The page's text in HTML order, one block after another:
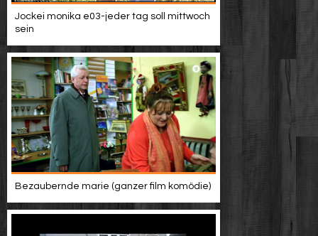
Jockei monika e03-jeder tag soll mittwoch
sein
Bezaubernde marie (ganzer film komödie)